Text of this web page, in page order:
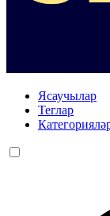
Ясаучылар
Теглар